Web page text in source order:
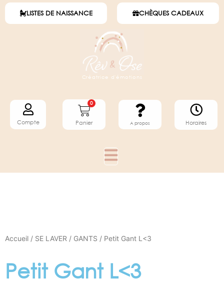
LISTES DE NAISSANCE CHÈQUES CADEAUX
Créatrice d'émotions
Compte
0
Panier A propos Horaires
Accueil / SE LAVER / GANTS / Petit Gant L<3
Petit Gant L<3